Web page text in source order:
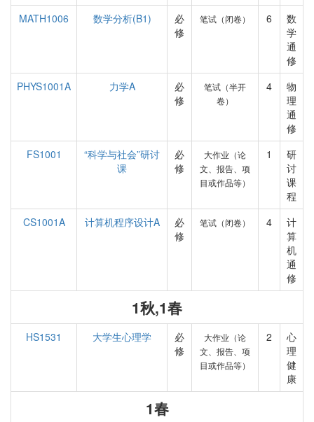
MATH1006
数学分析(B1)
必
修
笔试（闭卷） 6
数
学
通
修
PHYS1001A
力学A
必
修
笔试（半开
卷）
4
物
理
通
修
FS1001
“科学与社会”研讨
课
必
修
大作业（论
文、报告、项
目或作品等）
1
研
讨
课
程
CS1001A
计算机程序设计A
必
修
笔试（闭卷） 4
计
算
机
通
修
1秋,1春
HS1531 大学生心理学
必
修
大作业（论
文、报告、项
目或作品等）
2
心
理
健
康
1春